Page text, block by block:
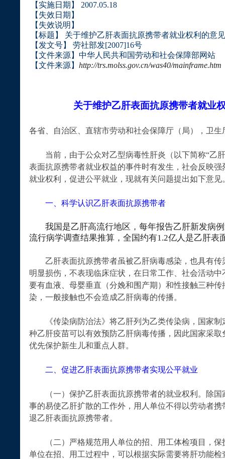
【实施日期】
2007.05.18
【失效日期】
【失效说明】
【标题】
关于维护乙肝表面抗原携带者就业权利的意见
【发文号】
劳社部发[2007]16号
【文件来源】 中华人民共和国劳动和社会保障部网站
【文件来源】 http://trs.molss.gov.cn/was40/mainframe.htm
关于维护乙肝表面抗原携带者就业
各省、自治区、直辖市劳动和社会保障厅（局），卫生
当前，由于公众对乙型病毒性肝炎（以下简称“乙肝
表面抗原携带者就业权益的事件时有发生，社会反映
就业权利，促进公平就业，现就有关问题提出如下意见
一、科学认识乙肝表面抗原携带者
我国是乙肝高流行地区，每年报告乙肝新发病
流行病学调查结果推算，全国约有1.2亿人是乙肝表
乙肝表面抗原携带者虽被乙肝病毒感染，也具有传
明显损伤，不表现临床症状，在日常工作、社会活动
要有血液、母婴垂直（分娩和围产期）和性接触三种
染，一般接触也不会造成乙肝病毒的传播。
《传染病防治法》将乙肝列为乙类传染病，国家制
种乙肝疫苗可以有效预防乙肝病毒传播，因此国家采
优先保护新生儿和重点人群。
二、促进乙肝表面抗原携带者实现公平就业
（一）保护乙肝表面抗原携带者的就业权利。除国
事的易使乙肝扩散的工作外，用人单位不得以劳动者
退乙肝表面抗原携带者。
（二）严格规范用人单位的招、用工体检项目，保
单位在招、用工过程中，可以根据实际需要将肝功能